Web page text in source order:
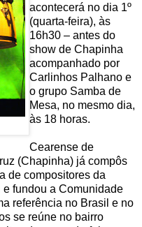
acontecerá no dia 1º
(quarta-feira), às
16h30 – antes do
show de Chapinha
acompanhado por
Carlinhos Palhano e
o grupo Samba de
Mesa, no mesmo dia,
às 18 horas.
Cearense de
(Chapinha) já compôs
de compositores da
fundou a Comunidade
referência no Brasil e no
se reúne no bairro